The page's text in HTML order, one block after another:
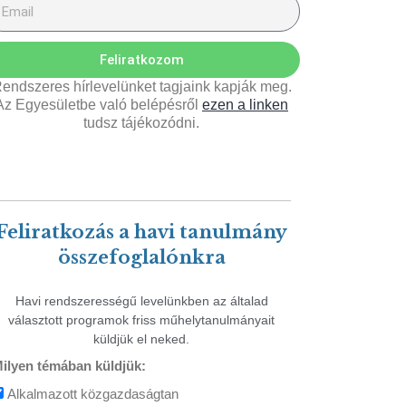
Feliratkozom
hírlevelünket tagjaink kapják meg.
Egyesületbe való belépésről ezen a linken
tudsz tájékozódni.
a havi tanulmány
összefoglalónkra
Havi rendszerességű levelünkben az általad
választott programok friss műhelytanulmányait
küldjük el neked.
témában küldjük:
Alkalmazott közgazdaságtan